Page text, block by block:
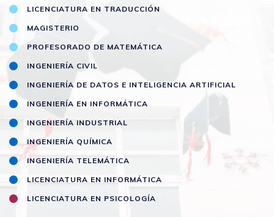
LICENCIATURA EN TRADUCCIÓN
MAGISTERIO
PROFESORADO DE MATEMÁTICA
INGENIERÍA CIVIL
INGENIERÍA DE DATOS E INTELIGENCIA ARTIFICIAL
INGENIERÍA EN INFORMÁTICA
INGENIERÍA INDUSTRIAL
INGENIERÍA QUÍMICA
INGENIERÍA TELEMÁTICA
LICENCIATURA EN INFORMÁTICA
LICENCIATURA EN PSICOLOGÍA